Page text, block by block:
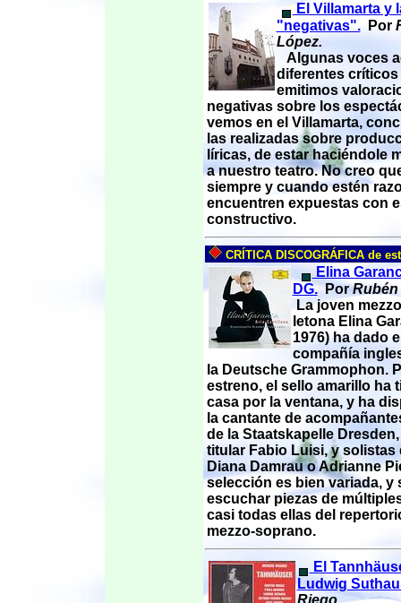
El Villamarta y
"negativas".
Por
López.
Algunas voces
diferentes críticos
emitimos
negativas sobre los
vemos en el Villamarta,
las realizadas sobre
líricas, de estar haciéndole
a nuestro teatro. No creo
siempre y cuando estén
encuentren expuestas con
constructivo.
CRÍTICA DISCOGRÁFICA de
Elina
DG.
PorRubén
La joven
letona Elina
1976) ha dado
compañía
la Deutsche Grammophon.
estreno, el sello amarillo ha
casa por la ventana, y ha
la cantante de
de la Staatskapelle
titular Fabio Luisi, y solistas
Diana Damrau o Adrianne
selección es bien variada, y
escuchar piezas de
casi todas ellas del
mezzo-soprano.
El
Ludwig
Riego.